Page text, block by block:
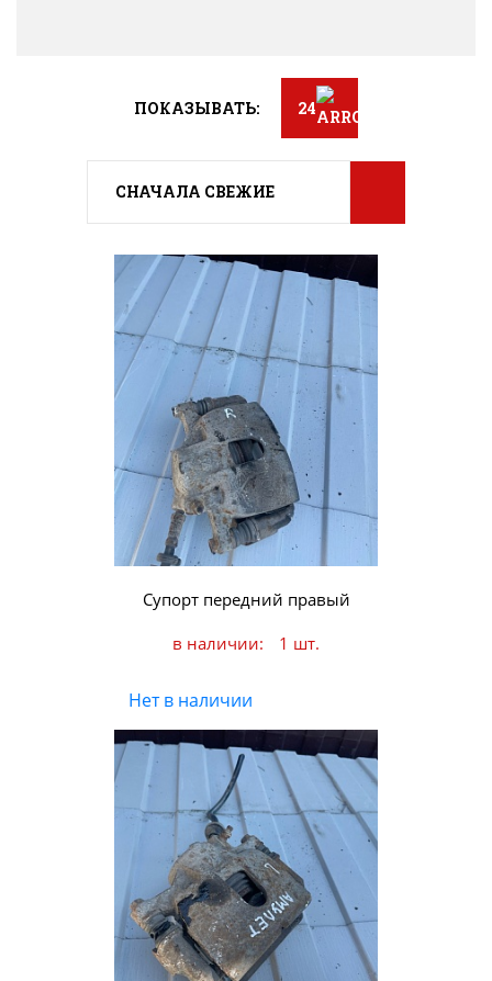
ПОКАЗЫВАТЬ: 24
СНАЧАЛА СВЕЖИЕ
Супорт передний правый
в наличии:
1 шт.
Нет в наличии